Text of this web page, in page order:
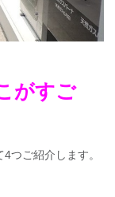
がすご
つご紹介します。